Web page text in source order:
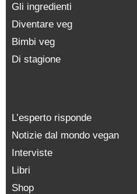
Gli ingredienti
Diventare veg
Bimbi veg
Di stagione
L’esperto risponde
Notizie dal mondo vegan
Interviste
Libri
Shop